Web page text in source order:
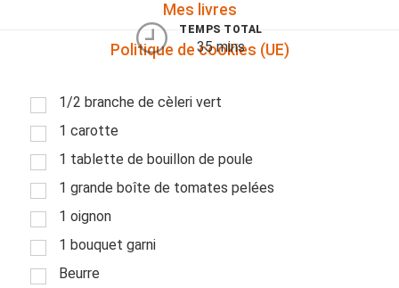
Mes livres
Politique de cookies (UE)
TEMPS TOTAL
35 mins
1/2 branche de cèleri vert
1 carotte
1 tablette de bouillon de poule
1 grande boîte de tomates pelées
1 oignon
1 bouquet garni
Beurre